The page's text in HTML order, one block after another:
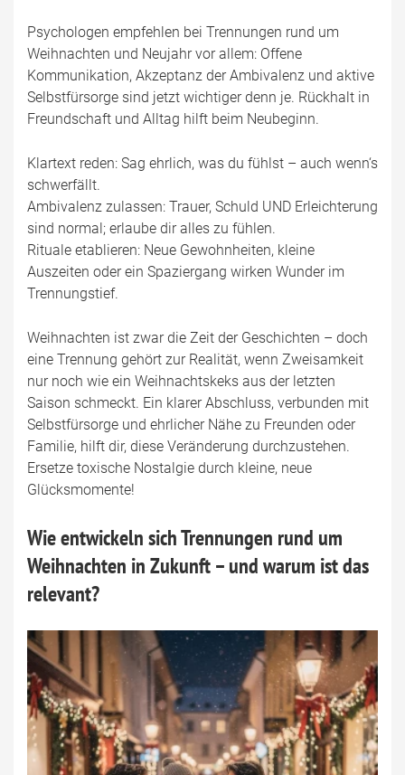
Psychologen empfehlen bei Trennungen rund um
Weihnachten und Neujahr vor allem: Offene
Kommunikation, Akzeptanz der Ambivalenz und aktive
Selbstfürsorge sind jetzt wichtiger denn je. Rückhalt in
Freundschaft und Alltag hilft beim Neubeginn.
Klartext reden: Sag ehrlich, was du fühlst – auch wenn‘s
schwerfällt.
Ambivalenz zulassen: Trauer, Schuld UND Erleichterung
sind normal; erlaube dir alles zu fühlen.
Rituale etablieren: Neue Gewohnheiten, kleine
Auszeiten oder ein Spaziergang wirken Wunder im
Trennungstief.
Weihnachten ist zwar die Zeit der Geschichten – doch
eine Trennung gehört zur Realität, wenn Zweisamkeit
nur noch wie ein Weihnachtskeks aus der letzten
Saison schmeckt. Ein klarer Abschluss, verbunden mit
Selbstfürsorge und ehrlicher Nähe zu Freunden oder
Familie, hilft dir, diese Veränderung durchzustehen.
Ersetze toxische Nostalgie durch kleine, neue
Glücksmomente!
Wie entwickeln sich Trennungen rund um
Weihnachten in Zukunft – und warum ist das
relevant?